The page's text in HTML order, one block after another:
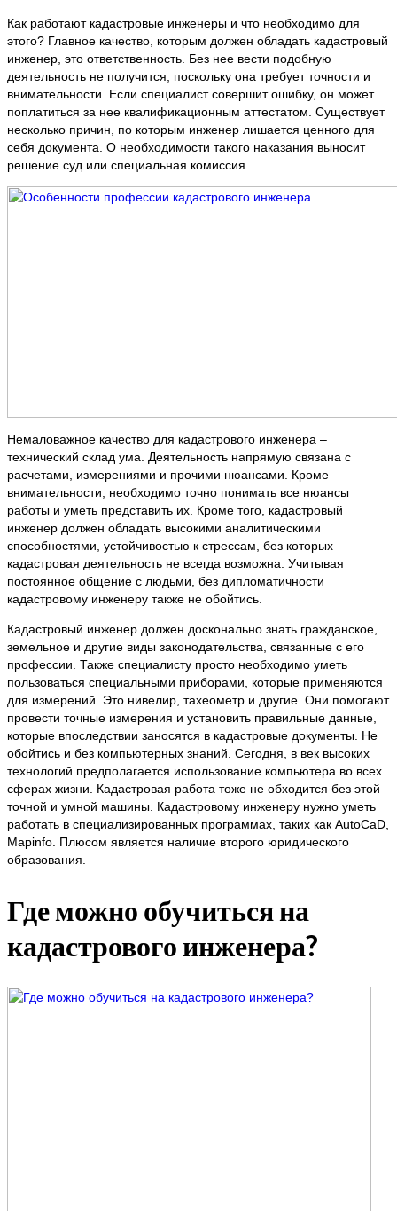
Как работают кадастровые инженеры и что необходимо для
этого? Главное качество, которым должен обладать кадастровый
инженер, это ответственность. Без нее вести подобную
деятельность не получится, поскольку она требует точности и
внимательности. Если специалист совершит ошибку, он может
поплатиться за нее квалификационным аттестатом. Существует
несколько причин, по которым инженер лишается ценного для
себя документа. О необходимости такого наказания выносит
решение суд или специальная комиссия.
Немаловажное качество для кадастрового инженера –
технический склад ума. Деятельность напрямую связана с
расчетами, измерениями и прочими нюансами. Кроме
внимательности, необходимо точно понимать все нюансы
работы и уметь представить их. Кроме того, кадастровый
инженер должен обладать высокими аналитическими
способностями, устойчивостью к стрессам, без которых
кадастровая деятельность не всегда возможна. Учитывая
постоянное общение с людьми, без дипломатичности
кадастровому инженеру также не обойтись.
Кадастровый инженер должен досконально знать гражданское,
земельное и другие виды законодательства, связанные с его
профессии. Также специалисту просто необходимо уметь
пользоваться специальными приборами, которые применяются
для измерений. Это нивелир, тахеометр и другие. Они помогают
провести точные измерения и установить правильные данные,
которые впоследствии заносятся в кадастровые документы. Не
обойтись и без компьютерных знаний. Сегодня, в век высоких
технологий предполагается использование компьютера во всех
сферах жизни. Кадастровая работа тоже не обходится без этой
точной и умной машины. Кадастровому инженеру нужно уметь
работать в специализированных программах, таких как AutoCaD,
Mapinfo. Плюсом является наличие второго юридического
образования.
Где можно обучиться на
кадастрового инженера?